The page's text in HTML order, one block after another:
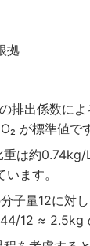
拠
排出係数に
が標準値です
重は約
ます。
子量12に対
12 ≈ 2.5kg